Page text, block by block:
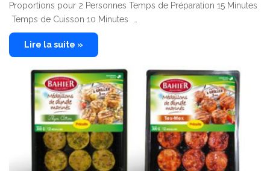
Proportions pour 2 Personnes Temps de Préparation 15 Minutes
Temps de Cuisson 10 Minutes …
Lire la suite »